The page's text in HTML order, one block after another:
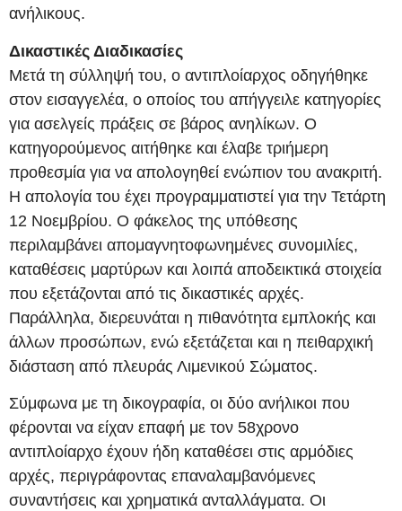
ανήλικους.
Δικαστικές Διαδικασίες
Μετά τη σύλληψή του, ο αντιπλοίαρχος οδηγήθηκε
στον εισαγγελέα, ο οποίος του απήγγειλε κατηγορίες
για ασελγείς πράξεις σε βάρος ανηλίκων. Ο
κατηγορούμενος αιτήθηκε και έλαβε τριήμερη
προθεσμία για να απολογηθεί ενώπιον του ανακριτή.
Η απολογία του έχει προγραμματιστεί για την Τετάρτη
12 Νοεμβρίου. Ο φάκελος της υπόθεσης
περιλαμβάνει απομαγνητοφωνημένες συνομιλίες,
καταθέσεις μαρτύρων και λοιπά αποδεικτικά στοιχεία
που εξετάζονται από τις δικαστικές αρχές.
Παράλληλα, διερευνάται η πιθανότητα εμπλοκής και
άλλων προσώπων, ενώ εξετάζεται και η πειθαρχική
διάσταση από πλευράς Λιμενικού Σώματος.
Σύμφωνα με τη δικογραφία, οι δύο ανήλικοι που
φέρονται να είχαν επαφή με τον 58χρονο
αντιπλοίαρχο έχουν ήδη καταθέσει στις αρμόδιες
αρχές, περιγράφοντας επαναλαμβανόμενες
συναντήσεις και χρηματικά ανταλλάγματα. Οι